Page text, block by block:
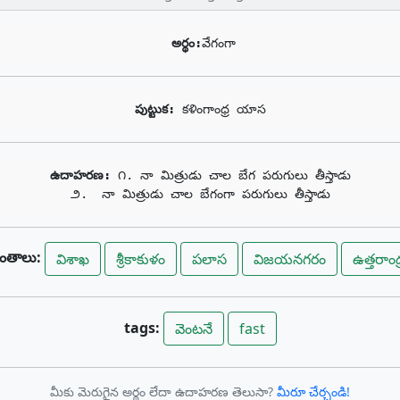
అర్థం:వేగంగా
పుట్టుక: కళింగాంధ్ర యాస
ఉదాహరణ: ౧. నా మిత్రుడు చాల బేగ పరుగులు తీస్తాడు
౨.  నా మిత్రుడు చాల బేగంగా పరుగులు తీస్తాడు
విశాఖ శ్రీకాకుళం పలాస విజయనగరం
tags: వెంటనే fast
మీకు మెరుగైన అర్థం లేదా ఉదాహరణ తెలుసా? మీరూ చేర్చండి!